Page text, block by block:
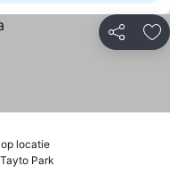
Delen
locatie
Park